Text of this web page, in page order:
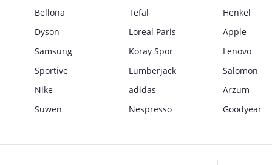
Bellona
Tefal
Henkel
Dyson
Loreal Paris
Apple
Samsung
Koray Spor
Lenovo
Sportive
Lumberjack
Salomon
Nike
adidas
Arzum
Suwen
Nespresso Goodyear